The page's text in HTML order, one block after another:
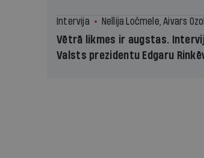
Intervija Nellija Ločmele, Aivars
Vētrā likmes ir augstas.
Valsts prezidentu Edgaru